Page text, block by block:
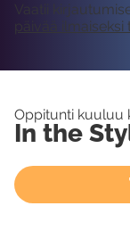
Vaatii
päivää ilmaiseksi
Oppitunti kuuluu
In the